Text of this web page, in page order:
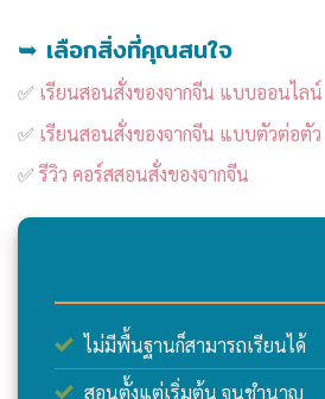
➥ เลือกสิ่งที่คุณสนใจ
✅ เรียนสอนสั่งของจากจีน แบบออนไลน์
✅ เรียนสอนสั่งของจากจีน แบบตัวต่อตัว
✅ รีวิว คอร์สสอนสั่งของจากจีน
ไม่มีพื้นฐานก็สามารถเรียนได้
สอนตั้งแต่เริ่มต้น จนชำนาญ